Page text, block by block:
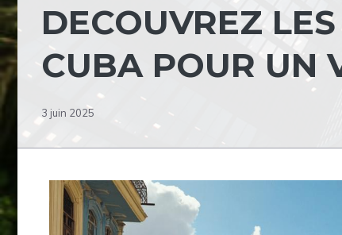
DECOUVREZ
CUBA POUR UN
3 juin 2025